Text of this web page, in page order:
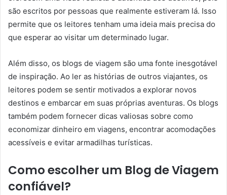
são escritos por pessoas que realmente estiveram lá. Isso
permite que os leitores tenham uma ideia mais precisa do
que esperar ao visitar um determinado lugar.
Além disso, os blogs de viagem são uma fonte inesgotável
de inspiração. Ao ler as histórias de outros viajantes, os
leitores podem se sentir motivados a explorar novos
destinos e embarcar em suas próprias aventuras. Os blogs
também podem fornecer dicas valiosas sobre como
economizar dinheiro em viagens, encontrar acomodações
acessíveis e evitar armadilhas turísticas.
Como escolher um Blog de Viagem
confiável?